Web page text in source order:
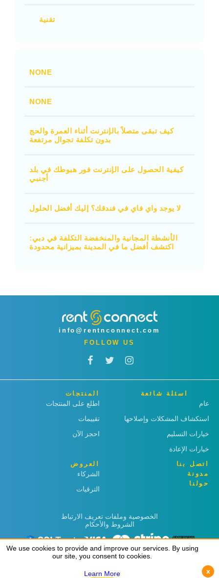
تقنية
NONE
NONE
كيف تبقى متصلاً بالإنترنت أثناء العمرة والحج
بدون تكلفة تجوال مرتفعة
كيفية الحصول على الإنترنت فور هبوطك في بلد
أجنبي
لا يوجد واي فاي في فندقك؟ إليك أفضل الحلول
الأنشطة المجانية والمنخفضة التكلفة في دبي:
اكتشف أفضل ما في المدينة بميزانية محدودة
info@rentnconnect.com
FOLLOW US
المنتجات
اطلع على المنتجات
تقييمات
احجز الآن
اسئلة شائعة
عام
استكشاف المشكلات وإصلاحها
خيارات التسليم
خيارات الإعادة
العروض
الشركاء
الترقيات
اتصل بنا
مدونة
حولنا
الخصوصية وملفات تعريف الارتباط
الشروط والأحكام
We use cookies to provide and improve our services. By using
our site, you consent to cookies.
Learn More x
We use cookies to provide and improve our services. By using
our site, you consent to cookies.
Learn More x